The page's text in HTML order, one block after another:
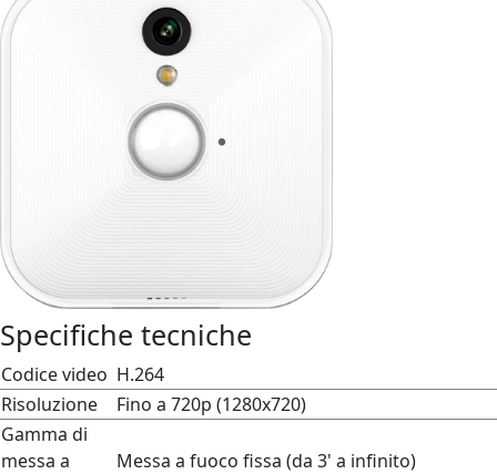
Specifiche tecniche
Codice video H.264
Risoluzione
Fino a 720p (1280x720)
Gamma di
messa a
Messa a fuoco fissa (da 3' a infinito)